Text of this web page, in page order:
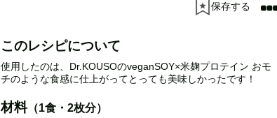
保存する
このレシピについて
使用したのは、Dr.KOUSOのveganSOY×米麹プロテイン おモ
チのような食感に仕上がってとっても美味しかったです！
材料（1食・2枚分）